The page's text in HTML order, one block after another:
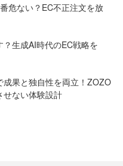
危ない？EC不正注文を放
生成AI時代のEC戦略を
成果と独自性を両立！ZOZO
せない体験設計